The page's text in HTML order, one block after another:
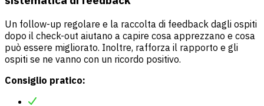
Un follow-up regolare e la raccolta di feedback dagli ospiti
dopo il check-out aiutano a capire cosa apprezzano e cosa
può essere migliorato. Inoltre, rafforza il rapporto e gli
ospiti se ne vanno con un ricordo positivo.
Consiglio pratico: